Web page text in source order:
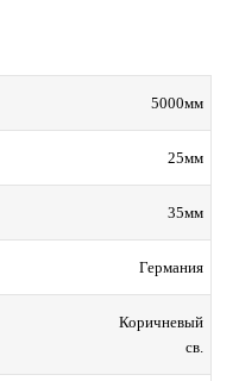
5000мм
25мм
35мм
Германия
Коричневый
св.